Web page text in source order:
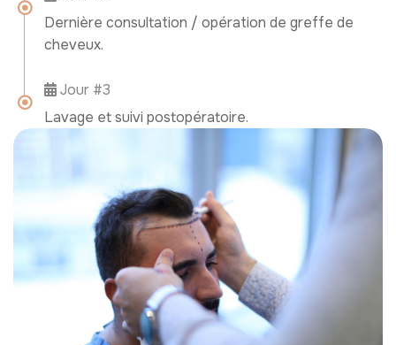
Dernière consultation / opération de greffe de
cheveux.
Jour #3
Lavage et suivi postopératoire.